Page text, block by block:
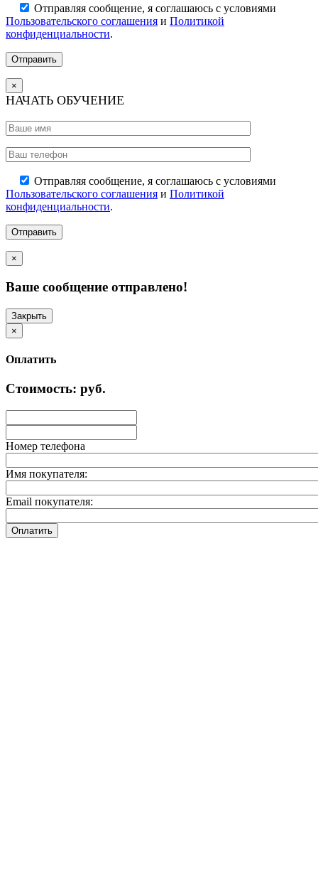
Отправляя сообщение, я соглашаюсь с условиями
Пользовательского соглашения и Политикой
конфиденциальности.
×
НАЧАТЬ ОБУЧЕНИЕ
Отправляя сообщение, я соглашаюсь с условиями
Пользовательского соглашения и Политикой
конфиденциальности.
×
Ваше сообщение отправлено!
Закрыть
×
Оплатить
Стоимость: руб.
Номер телефона
Имя покупателя:
Email покупателя:
Оплатить